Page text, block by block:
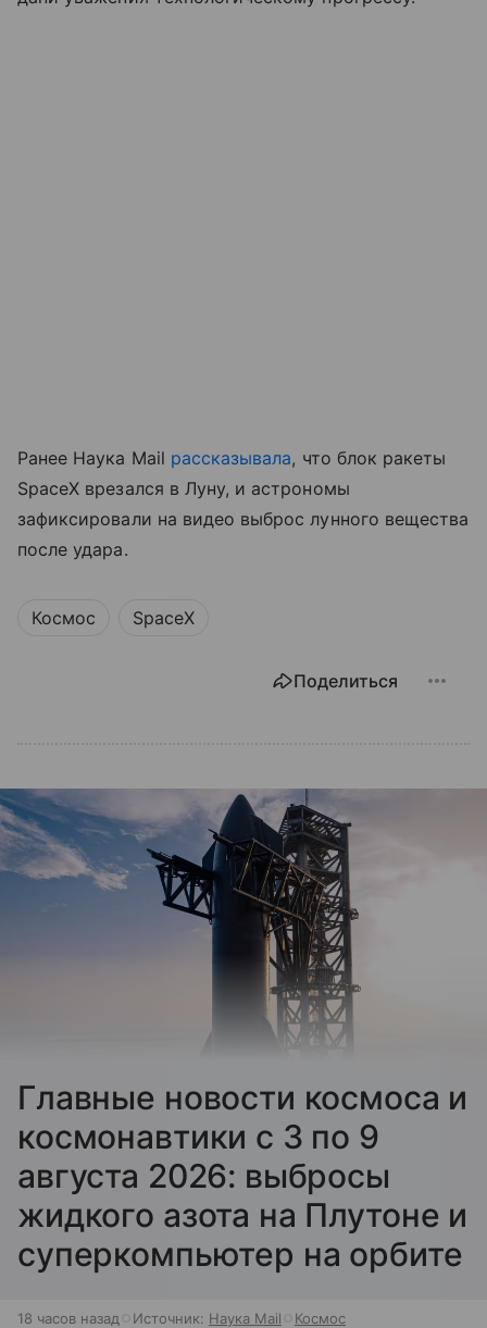
Ранее Наука Mail рассказывала, что блок ракеты
SpaceX врезался в Луну, и астрономы
зафиксировали на видео выброс лунного вещества
после удара.
Космос SpaceX
Поделиться
Главные новости космоса и
космонавтики с 3 по 9
августа 2026: выбросы
жидкого азота на Плутоне и
суперкомпьютер на орбите
18 часов назад Источник: Наука Mail Космос